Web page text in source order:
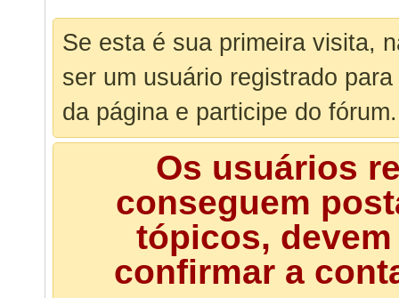
Se esta é sua primeira visita,
ser um usuário registrado
da página e participe do fórum.
Os usuários
conseguem
tópicos,
confirmar a